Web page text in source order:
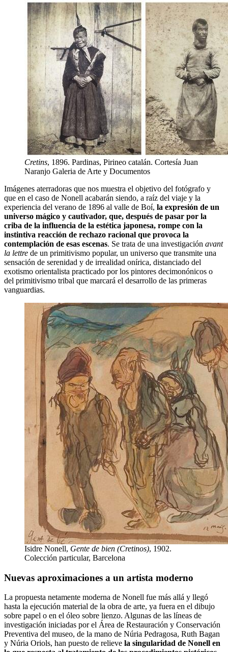
Cretins, 1896. Pardinas, Pirineo catalán. Cortesía Juan
Naranjo Galeria de Arte y Documentos
Imágenes aterradoras que nos muestra el objetivo del fotógrafo y
que en el caso de Nonell acabarán siendo, a raíz del viaje y la
experiencia del verano de 1896 al valle de Boí, la expresión de un
universo mágico y cautivador, que, después de pasar por la
criba de la influencia de la estética japonesa, rompe con la
instintiva reacción de rechazo racional que provoca la
contemplación de esas escenas. Se trata de una investigación avant
la lettre de un primitivismo popular, un universo que transmite una
sensación de serenidad y de irrealidad onírica, distanciado del
exotismo orientalista practicado por los pintores decimonónicos o
del primitivismo tribal que marcará el desarrollo de las primeras
vanguardias.
Isidre Nonell, Gente de bien (Cretinos), 1902.
Colección particular, Barcelona
Nuevas aproximaciones a un artista moderno
La propuesta netamente moderna de Nonell fue más allá y llegó
hasta la ejecución material de la obra de arte, ya fuera en el dibujo
sobre papel o en el óleo sobre lienzo. Algunas de las líneas de
investigación iniciadas por el Área de Restauración y Conservación
Preventiva del museo, de la mano de Núria Pedragosa, Ruth Bagan
y Núria Oriols, han puesto de relieve la singularidad de Nonell en